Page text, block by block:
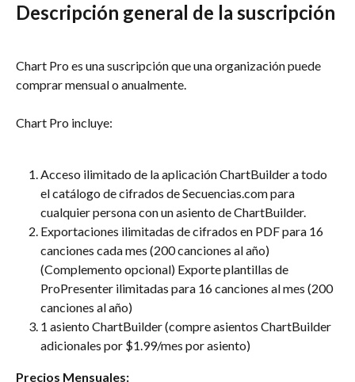
Descripción general de la suscripción
Chart Pro es una suscripción que una organización puede
comprar mensual o anualmente.
Chart Pro incluye:
Acceso ilimitado de la aplicación ChartBuilder a todo
el catálogo de cifrados de Secuencias.com para
cualquier persona con un asiento de ChartBuilder.
Exportaciones ilimitadas de cifrados en PDF para 16
canciones cada mes (200 canciones al año)
(Complemento opcional) Exporte plantillas de
ProPresenter ilimitadas para 16 canciones al mes (200
canciones al año)
1 asiento ChartBuilder (compre asientos ChartBuilder
adicionales por $1.99/mes por asiento)
Precios Mensuales: